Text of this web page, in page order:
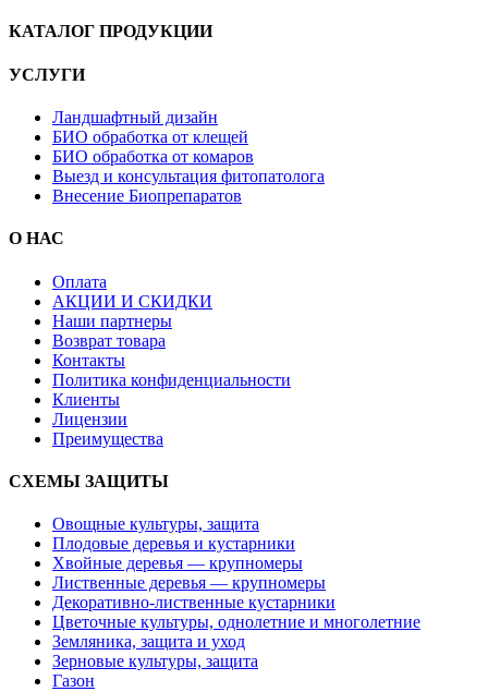
КАТАЛОГ ПРОДУКЦИИ
УСЛУГИ
Ландшафтный дизайн
БИО обработка от клещей
БИО обработка от комаров
Выезд и консультация фитопатолога
Внесение Биопрепаратов
О НАС
Оплата
АКЦИИ И СКИДКИ
Наши партнеры
Возврат товара
Контакты
Политика конфиденциальности
Клиенты
Лицензии
Преимущества
СХЕМЫ ЗАЩИТЫ
Овощные культуры, защита
Плодовые деревья и кустарники
Хвойные деревья — крупномеры
Лиственные деревья — крупномеры
Декоративно-лиственные кустарники
Цветочные культуры, однолетние и многолетние
Земляника, защита и уход
Зерновые культуры, защита
Газон